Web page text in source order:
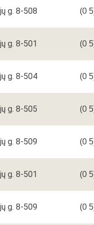
g. 8-508 (0
g. 8-501 (0
g. 8-504 (0
g. 8-505 (0
g. 8-509 (0
g. 8-501 (0
g. 8-509 (0